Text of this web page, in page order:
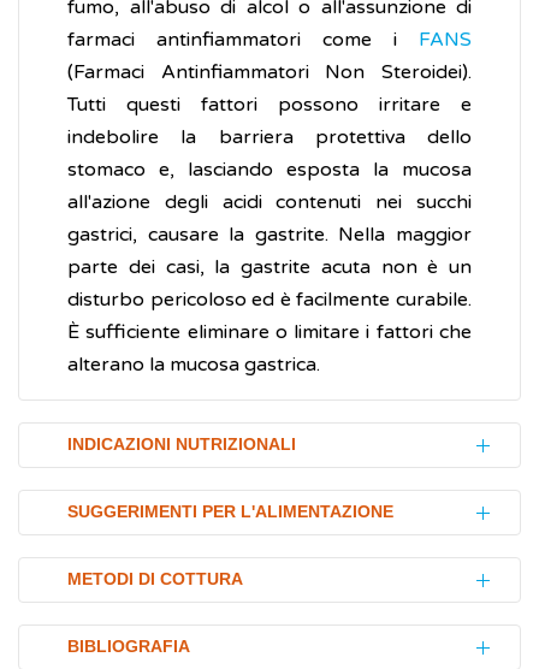
fumo, all'abuso di alcol o all'assunzione di
farmaci antinfiammatori come i FANS
(Farmaci Antinfiammatori Non Steroidei).
Tutti questi fattori possono irritare e
indebolire la barriera protettiva dello
stomaco e, lasciando esposta la mucosa
all'azione degli acidi contenuti nei succhi
gastrici, causare la gastrite. Nella maggior
parte dei casi, la gastrite acuta non è un
disturbo pericoloso ed è facilmente curabile.
È sufficiente eliminare o limitare i fattori che
alterano la mucosa gastrica.
INDICAZIONI NUTRIZIONALI
Per evitare di irritare la mucosa gastrica e,
quindi, trovare sollievo dai disturbi causati
dallagastrite, è consigliabile seguire alcune
indicazioni nutrizionali:
consumare pasti piccoli e frequenti
SUGGERIMENTI PER L'ALIMENTAZIONE
L'alimentazione ha un ruolo fondamentale
nel controllo dei disturbi associati alla
gastrite: dolore e crampi allo stomaco,
METODI DI COTTURA
Il modo di cucinare può contribuire a
BIBLIOGRAFIA